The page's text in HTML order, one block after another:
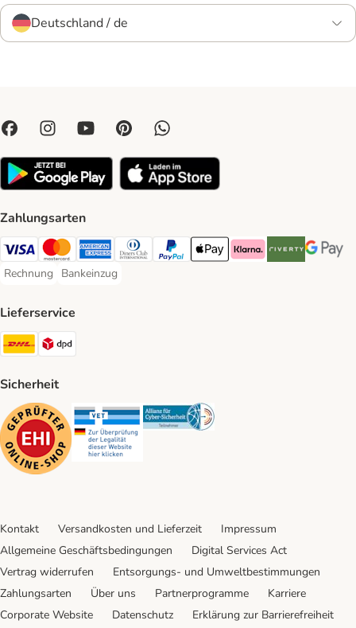
Deutschland / de
Zahlungsarten
Visa Payment Method
Mastercard Payment Method
American Express Payment Method
Diners Club Payment Method
PayPal Payment Method
Apple Pay Payment Method
Klarna Payment Method
Riverty Payment
Google
Rechnung
Rechnung Payment Method
Bankeinzug
Bankeinzug Payment Method
Lieferservice
DHL Shipping Method
Sicherheit
Security Security Security
Kontakt Versandkosten und Lieferzeit
Impressum
Allgemeine Geschäftsbedingungen
Digital Services Act
Vertrag widerrufen
Entsorgungs- und Umweltbestimmungen
Zahlungsarten
Über uns Partnerprogramme
Karriere
Corporate Website
Datenschutz Erklärung zur Barrierefreiheit